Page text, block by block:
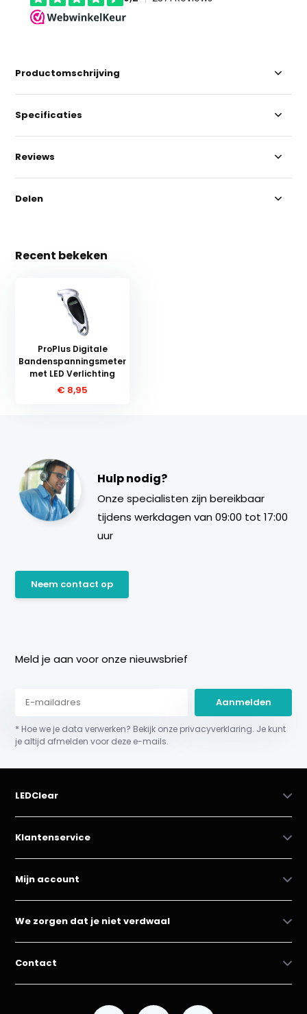
Productomschrijving
Specificaties
Reviews
Delen
Recent bekeken
ProPlus Digitale
Bandenspanningsmeter
met LED Verlichting
€ 8,95
Hulp nodig?
Onze specialisten zijn bereikbaar
tijdens werkdagen van 09:00 tot 17:00
uur
Neem contact op
Meld je aan voor onze nieuwsbrief
Aanmelden
* Hoe we je data verwerken? Bekijk onze privacyverklaring. Je kunt
je altijd afmelden voor deze e-mails.
LEDClear
Klantenservice
Mijn account
We zorgen dat je niet verdwaal
Contact